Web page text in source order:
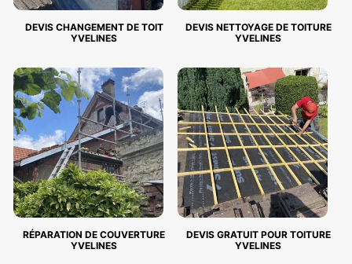
DEVIS CHANGEMENT DE TOIT
YVELINES
DEVIS NETTOYAGE DE TOITURE
YVELINES
RÉPARATION DE COUVERTURE
YVELINES
DEVIS GRATUIT POUR TOITURE
YVELINES